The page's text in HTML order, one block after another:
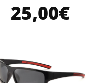
25,00€